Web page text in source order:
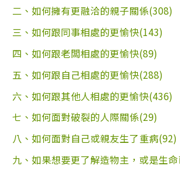
二、如何擁有更融洽的親子關係(308)
三、如何跟同事相處的更愉快(143)
四、如何跟老闆相處的更愉快(89)
五、如何跟自己相處的更愉快(288)
六、如何跟其他人相處的更愉快(436)
七、如何面對破裂的人際關係(29)
八、如何面對自己或親友生了重病(92)
九、如果想要更了解造物主，或是生